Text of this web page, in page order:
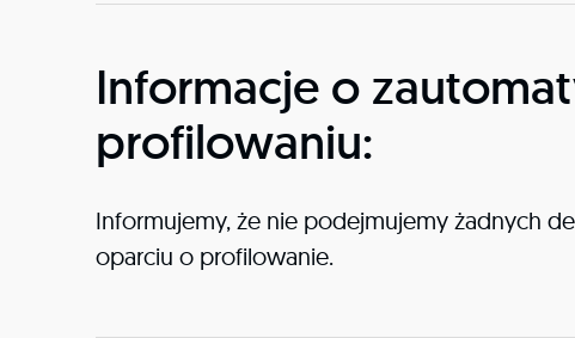
Informacje o
profilowaniu:
Informujemy, że nie podejmujemy żadnych
oparciu o profilowanie.